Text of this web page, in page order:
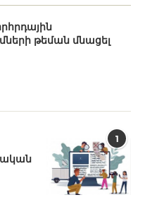
թեման մնացել
1